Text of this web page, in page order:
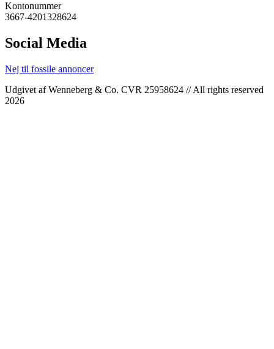
Kontonummer
3667-4201328624
Social Media
Nej til fossile annoncer
Udgivet af Wenneberg & Co. CVR 25958624 // All rights reserved
2026